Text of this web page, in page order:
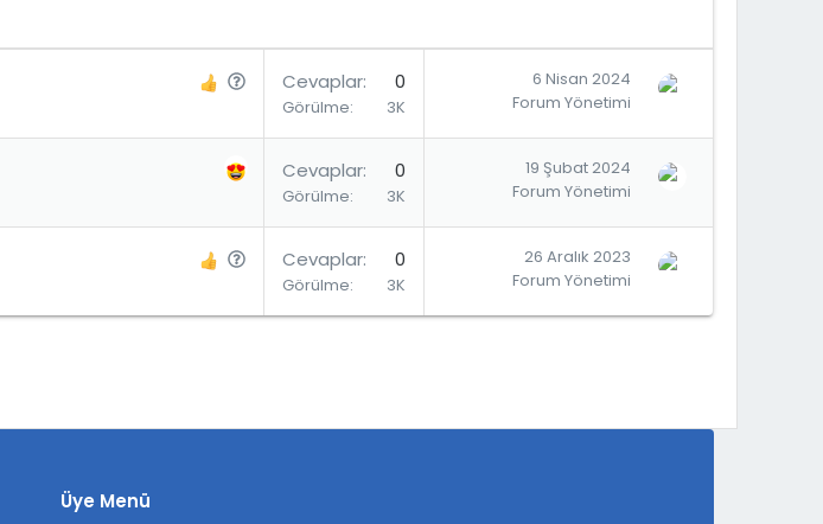
S
r
u
Cevaplar 0
Görülme 3K
6 Nisan 2024
Forum Yönetimi
Cevaplar 0
Görülme 3K
19 Şubat 2024
Forum Yönetimi
S
r
Cevaplar 0
Görülme 3K
26 Aralık 2023
Forum Yönetimi
Üye Menü